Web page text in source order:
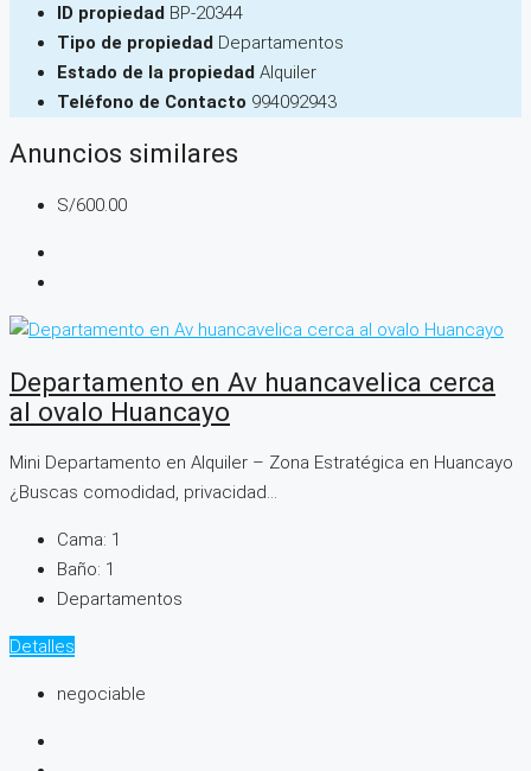
ID propiedad BP-20344
Tipo de propiedad Departamentos
Estado de la propiedad Alquiler
Teléfono de Contacto 994092943
Anuncios similares
S/600.00
Departamento en Av huancavelica cerca
al ovalo Huancayo
Mini Departamento en Alquiler – Zona Estratégica en Huancayo
¿Buscas comodidad, privacidad...
Cama: 1
Baño: 1
Departamentos
Detalles
negociable